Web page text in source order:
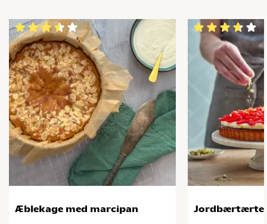
Æblekage med marcipan Jordbærtærte